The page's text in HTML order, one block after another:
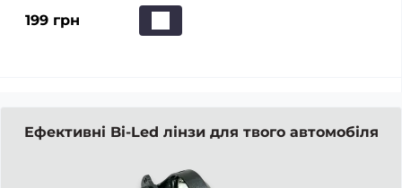
199 грн
Ефективні Bi-Led лінзи для твого автомобіля